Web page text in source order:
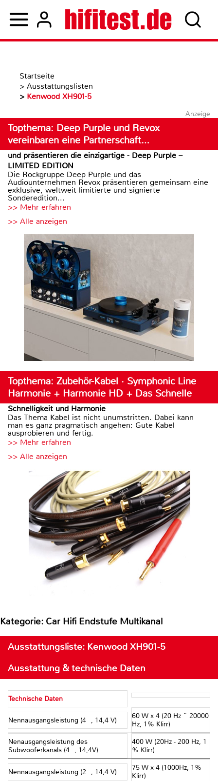
Startseite
> Ausstattungslisten
> Kenwood XH901-5
Anzeige
Topthema: Deep Purple und Revox
vereinbaren eine Partnerschaft…
und präsentieren die einzigartige - Deep Purple –
LIMITED EDITION
Die Rockgruppe Deep Purple und das
Audiounternehmen Revox präsentieren gemeinsam eine
exklusive, weltweit limitierte und signierte
Sonderedition...
>> Mehr erfahren
>> Alle anzeigen
Topthema: Zubehör-Kabel · Symphonic Line
Harmonie + Harmonie HD + Das Schnelle
Schnelligkeit und Harmonie
Das Thema Kabel ist nicht unumstritten. Dabei kann
man es ganz pragmatisch angehen: Gute Kabel
ausprobieren und fertig.
>> Mehr erfahren
>> Alle anzeigen
Kategorie: Car Hifi Endstufe Multikanal
Ausstattungsliste: Kenwood XH901-5
Ausstattung & technische Daten
Technische Daten
Nennausgangsleistung (4Ω, 14,4 V)
60 W x 4 (20 Hz ~ 20000
Hz, 1% Klirr)
Nenausgangsleistung des
Subwooferkanals (4Ω, 14,4V)
400 W (20Hz - 200 Hz, 1
% Klirr)
Nennausgangsleistung (2Ω, 14,4 V)
75 W x 4 (1000Hz, 1%
Klirr)